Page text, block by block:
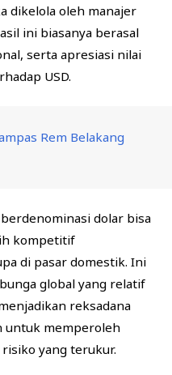
dikelola oleh manajer
ini biasanya berasal
serta apresiasi nilai
USD.
Rem Belakang
dolar bisa
kompetitif
di pasar domestik. Ini
global yang relatif
reksadana
untuk memperoleh
yang terukur.